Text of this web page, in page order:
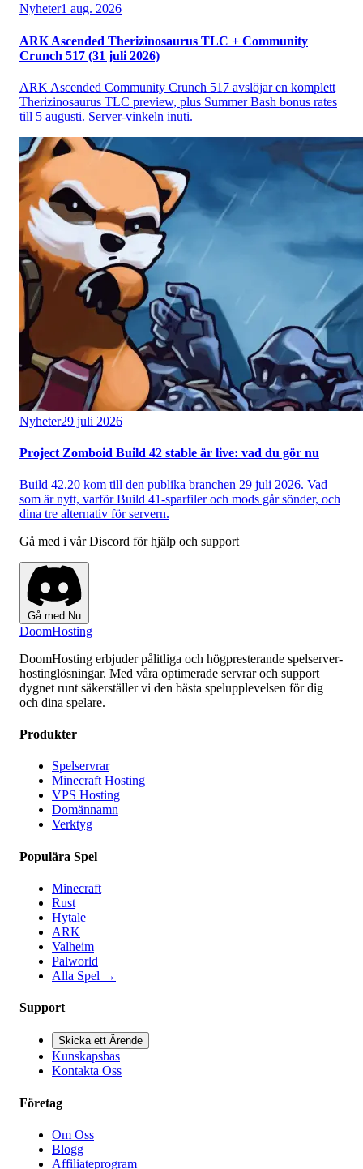
Nyheter1 aug. 2026
ARK Ascended Therizinosaurus TLC + Community
Crunch 517 (31 juli 2026)
ARK Ascended Community Crunch 517 avslöjar en komplett
Therizinosaurus TLC preview, plus Summer Bash bonus rates
till 5 augusti. Server-vinkeln inuti.
Nyheter29 juli 2026
Project Zomboid Build 42 stable är live: vad du gör nu
Build 42.20 kom till den publika branchen 29 juli 2026. Vad
som är nytt, varför Build 41-sparfiler och mods går sönder, och
dina tre alternativ för servern.
Gå med i vår Discord för hjälp och support
Gå med Nu
DoomHosting
DoomHosting erbjuder pålitliga och högpresterande spelserver-
hostinglösningar. Med våra optimerade servrar och support
dygnet runt säkerställer vi den bästa spelupplevelsen för dig
och dina spelare.
Produkter
Spelservrar
Minecraft Hosting
VPS Hosting
Domännamn
Verktyg
Populära Spel
Minecraft
Rust
Hytale
ARK
Valheim
Palworld
Alla Spel →
Support
Skicka ett Ärende
Kunskapsbas
Kontakta Oss
Företag
Om Oss
Blogg
Affiliateprogram